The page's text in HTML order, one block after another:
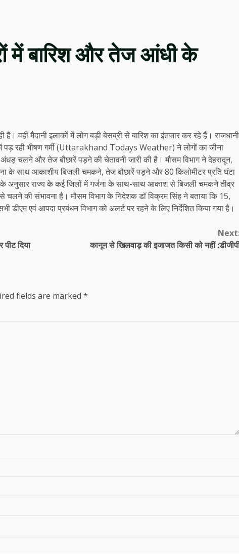
में बारिश और तेज आंधी के
है। वहीं मैदानी इलाकों में लोग बड़ी बेसब्री से बारिश का इंतजार कर रहे हैं। राजधानी
पड़ रही भीषण गर्मी (Uttarakhand Todays Weather) ने लोगों का जीना
अंधड़ चलने और तेज बौछारें पड़ने की चेतावनी जारी की है। मौसम विभाग ने देहरादून,
के साथ आकाशीय बिजली चमकने, तेज बौछारें पड़ने और 80 किलोमीटर प्रति घंटा
अनुसार राज्य के कई जिलों में गर्जना के साथ-साथ आकाश से बिजली चमकने तीव्र
से चलने की संभावना है। मौसम विभाग के निदेशक डॉ विक्रम सिंह ने बताया कि 15,
एवं आपदा प्रबंधन विभाग को अलर्ट पर रहने के लिए निर्देशित किया गया है।
दिया
कानून से खिलवाड़ की इजाजत किसी को नहीं
fields are marked *